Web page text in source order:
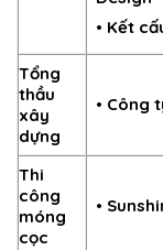
• Kết
Tổng
thầu
xây
dựng
• Công
Thi
công
móng
cọc
•